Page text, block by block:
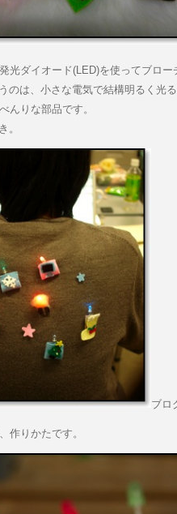
光ダイオード(LED)を使ってブロー
のは、小さな電気で結構明るく光
んりな部品です。
。
ブロ
作りかたです。